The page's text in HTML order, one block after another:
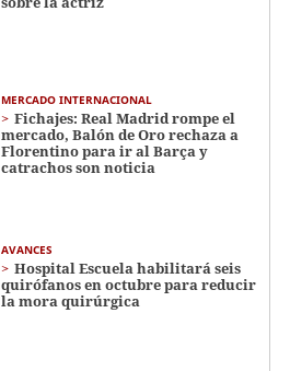
MERCADO INTERNACIONAL
Fichajes: Real Madrid rompe el
mercado, Balón de Oro rechaza a
Florentino para ir al Barça y
catrachos son noticia
AVANCES
Hospital Escuela habilitará seis
quirófanos en octubre para reducir
la mora quirúrgica